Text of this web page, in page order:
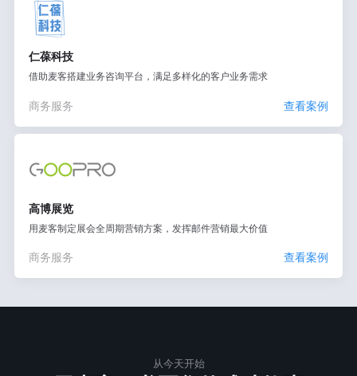
仁葆科技
借助麦客搭建业务咨询平台，满足多样化的客户业务需求
商务服务 查看案例
高博展览
用麦客制定展会全周期营销方案，发挥邮件营销最大价值
商务服务 查看案例
从今天开始